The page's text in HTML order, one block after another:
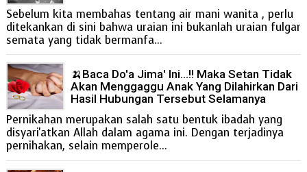
Sebelum kita membahas tentang air mani wanita , perlu
ditekankan di sini bahwa uraian ini bukanlah uraian fulgar
semata yang tidak bermanfa...
🍌Baca Do'a Jima' Ini...!! Maka Setan Tidak
Akan Menggaggu Anak Yang Dilahirkan Dari
Hasil Hubungan Tersebut Selamanya
Pernikahan merupakan salah satu bentuk ibadah yang
disyari'atkan Allah dalam agama ini. Dengan terjadinya
pernihakan, selain memperole...